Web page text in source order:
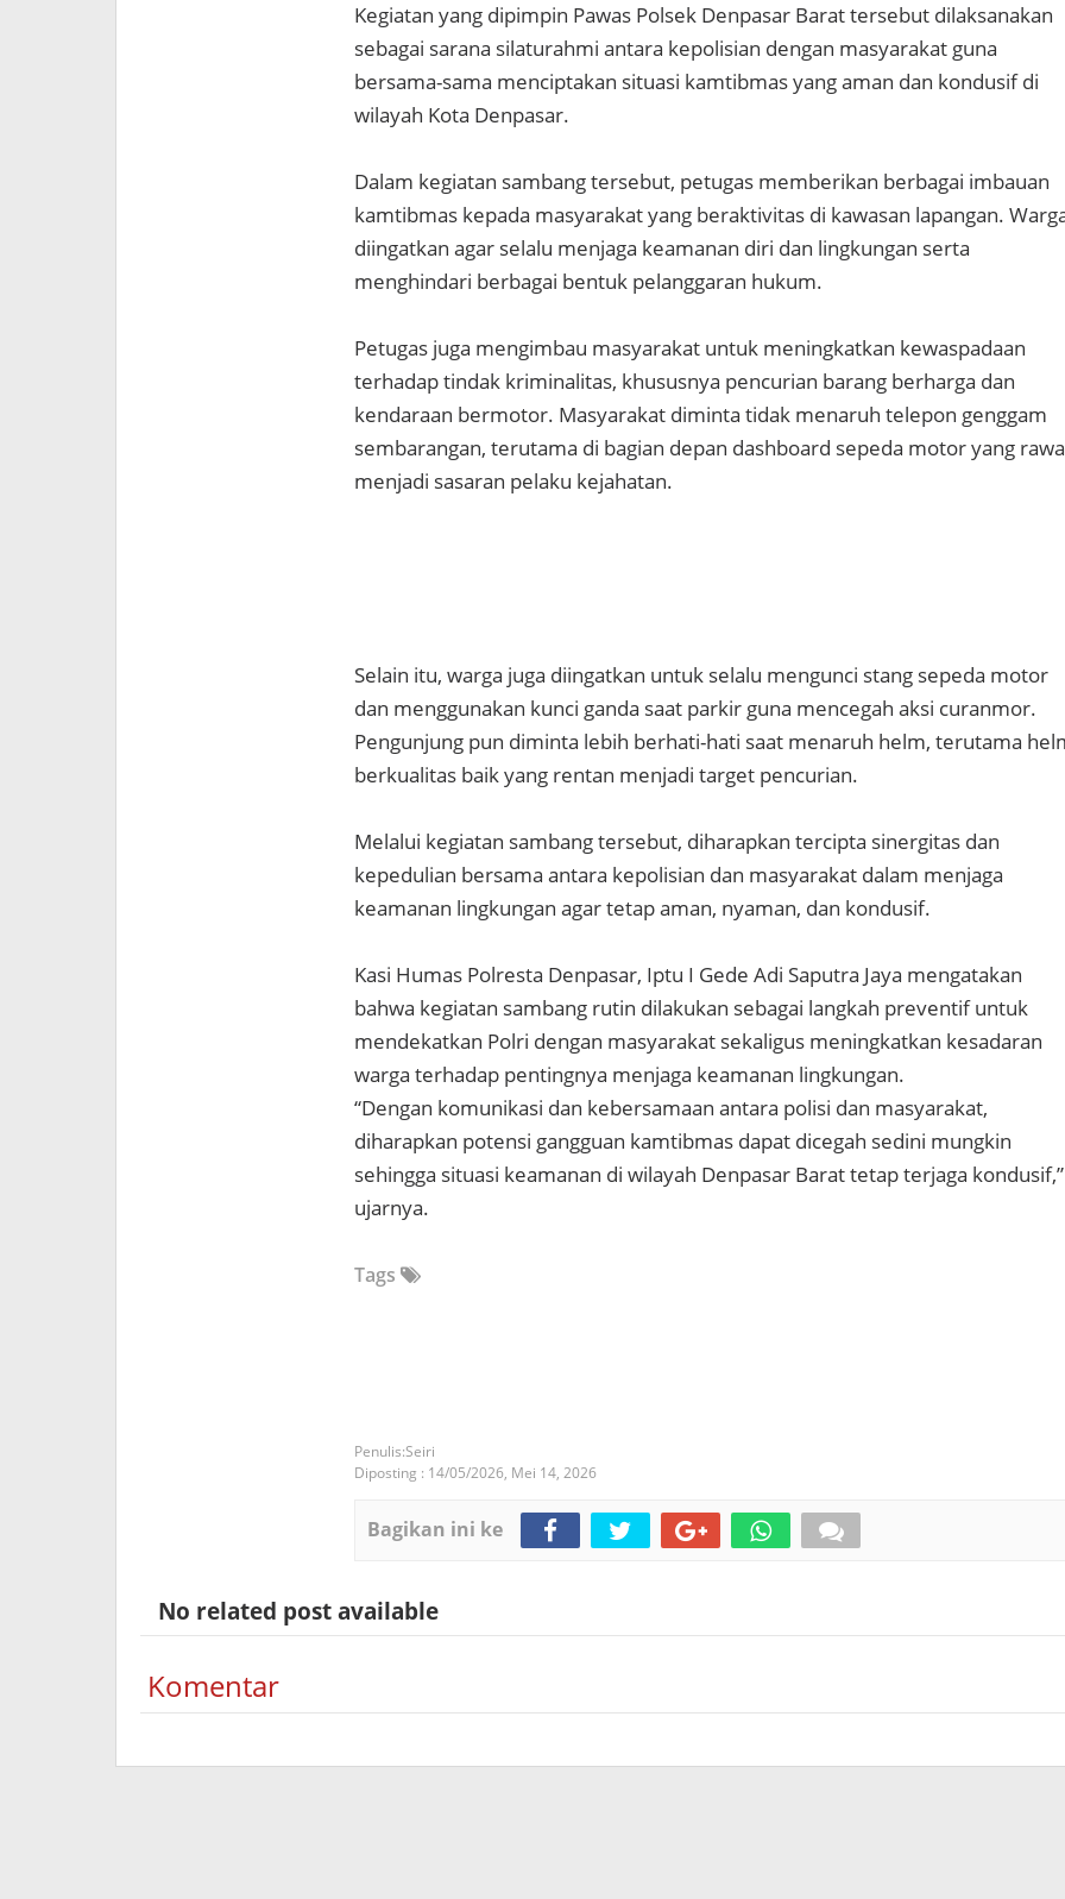
Kegiatan yang dipimpin Pawas Polsek Denpasar Barat tersebut dilaksanakan
sebagai sarana silaturahmi antara kepolisian dengan masyarakat guna
bersama-sama menciptakan situasi kamtibmas yang aman dan kondusif di
wilayah Kota Denpasar.
Dalam kegiatan sambang tersebut, petugas memberikan berbagai imbauan
kamtibmas kepada masyarakat yang beraktivitas di kawasan lapangan.
diingatkan agar selalu menjaga keamanan diri dan lingkungan serta
menghindari berbagai bentuk pelanggaran hukum.
Petugas juga mengimbau masyarakat untuk meningkatkan kewaspadaan
terhadap tindak kriminalitas, khususnya pencurian barang berharga dan
kendaraan bermotor. Masyarakat diminta tidak menaruh telepon genggam
sembarangan, terutama di bagian depan dashboard sepeda motor yang
menjadi sasaran pelaku kejahatan.
Selain itu, warga juga diingatkan untuk selalu mengunci stang sepeda motor
dan menggunakan kunci ganda saat parkir guna mencegah aksi curanmor.
Pengunjung pun diminta lebih berhati-hati saat menaruh helm, terutama
berkualitas baik yang rentan menjadi target pencurian.
Melalui kegiatan sambang tersebut, diharapkan tercipta sinergitas dan
kepedulian bersama antara kepolisian dan masyarakat dalam menjaga
keamanan lingkungan agar tetap aman, nyaman, dan kondusif.
Kasi Humas Polresta Denpasar, Iptu I Gede Adi Saputra Jaya mengatakan
bahwa kegiatan sambang rutin dilakukan sebagai langkah preventif untuk
mendekatkan Polri dengan masyarakat sekaligus meningkatkan kesadaran
warga terhadap pentingnya menjaga keamanan lingkungan.
“Dengan komunikasi dan kebersamaan antara polisi dan masyarakat,
diharapkan potensi gangguan kamtibmas dapat dicegah sedini mungkin
sehingga situasi keamanan di wilayah Denpasar Barat tetap terjaga kondusif,”
ujarnya.
Tags
Seiri
Diposting : 14/05/2026, Mei 14, 2026
Bagikan ini ke
No related post available
Komentar